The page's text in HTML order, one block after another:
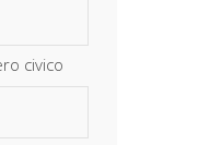
civico